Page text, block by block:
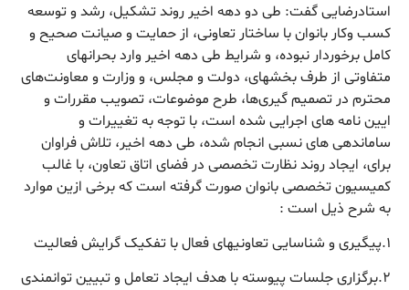
استادرضایی گفت: طی دو دهه اخیر روند تشکیل، رشد و توسعه
کسب وکار بانوان با ساختار تعاونی، از حمایت و صیانت صحیح و
کامل برخوردار نبوده، و شرایط طی دهه اخیر وارد بحرانهای
متفاوتی از طرف بخشهای، دولت و مجلس، و وزارت و معاونت‌های
محترم در تصمیم گیری‌ها، طرح موضوعات، تصویب مقررات و
ایین نامه های اجرایی شده است، با توجه به تغییرات و
ساماندهی های نسبی انجام شده، طی دهه اخیر، تلاش فراوان
برای، ایجاد روند نظارت تخصصی در فضای اتاق تعاون، با غالب
کمیسیون تخصصی بانوان صورت گرفته است که برخی ازین موارد
به شرح ذیل است :
۱.پیگیری و شناسایی تعاونیهای فعال با تفکیک گرایش فعالیت
۲.برگزاری جلسات پیوسته با هدف ایجاد تعامل و تبیین توانمندی